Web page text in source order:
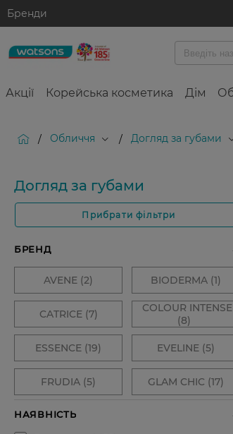
Бренди
Акції Корейська косметика Дім
/ Обличчя / Догляд за губами
Догляд за губами
Прибрати фільтри